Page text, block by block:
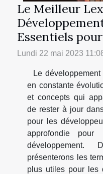
Le Meilleur
Essentiels
Lundi 22 mai 2023
Le
en constante
et concepts qui
de rester à jour
pour les
approfondie
présenterons les
plus utiles pour les